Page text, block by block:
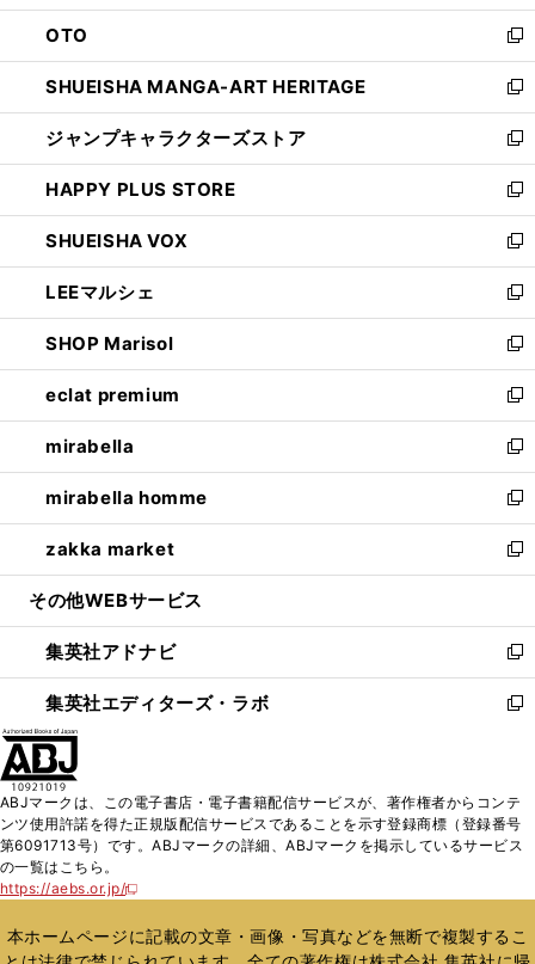
ウ
で
開
く
ン
ド
ウ
で
開
く
OTO
新
し
い
ウ
ィ
ン
ド
ウ
で
開
く
SHUEISHA MANGA-ART HERITAGE
新
し
い
ウ
ィ
ン
ド
ウ
で
開
く
ジャンプキャラクターズストア
新
し
い
ウ
ィ
ン
ド
ウ
で
開
く
HAPPY PLUS STORE
新
し
い
ウ
ィ
ン
ド
ウ
で
開
く
SHUEISHA VOX
新
し
い
ウ
ィ
ン
ド
ウ
で
開
く
LEEマルシェ
新
し
い
ウ
ィ
ン
ド
ウ
で
開
く
SHOP Marisol
新
し
い
ウ
ィ
ン
ド
ウ
で
開
eclat premium
新
し
い
ウ
ィ
ン
ド
ウ
開
く
mirabella
新
し
い
ウ
ィ
ン
ウ
で
開
く
mirabella homme
新
し
い
ウ
ン
ド
ウ
で
zakka market
新
し
ウ
ィ
ン
ド
く
その他WEBサービス
集英社アドナビ
新
し
い
ド
ウ
で
集英社エディターズ・ラボ
新
ィ
ン
ド
開
く
ABJマークは、この電子書店・電子書籍配信サービスが、著作権者からコンテ
ンツ使用許諾を得た正規版配信サービスであることを示す登録商標（登録番号
第6091713号）です。ABJマークの詳細、ABJマークを掲示しているサービス
の一覧はこちら。
https://aebs.or.jp/
新
い
ウ
本ホームページに記載の文章・画像・写真などを無断で複製するこ